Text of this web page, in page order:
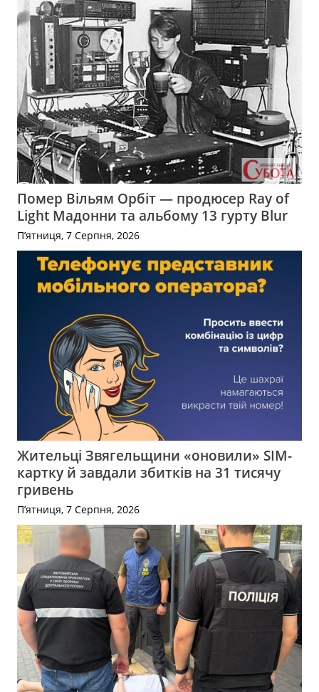
Помер Вільям Орбіт — продюсер Ray of
Light Мадонни та альбому 13 гурту Blur
П’ятниця, 7 Серпня, 2026
Жительці Звягельщини «оновили» SIM-
картку й завдали збитків на 31 тисячу
гривень
П’ятниця, 7 Серпня, 2026